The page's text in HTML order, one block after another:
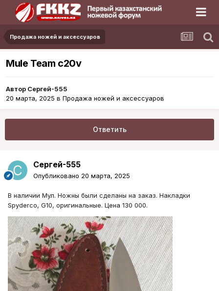
Продажа ножей и аксессуаров
Mule Team c20v
Автор Сергей-555
20 марта, 2025 в Продажа ножей и аксессуаров
Ответить
Сергей-555
Опубликовано 20 марта, 2025
В наличии Мул. Ножны были сделаны на заказ. Накладки
Spyderco, G10, оригинальные. Цена 130 000.